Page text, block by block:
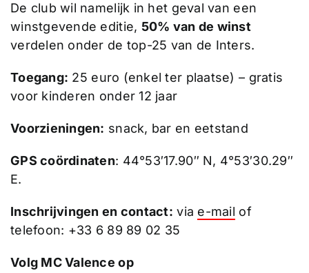
De club wil namelijk in het geval van een
winstgevende editie, 50% van de winst
verdelen onder de top-25 van de Inters.
Toegang: 25 euro (enkel ter plaatse) – gratis
voor kinderen onder 12 jaar
Voorzieningen: snack, bar en eetstand
GPS coördinaten: 44°53′17.90″ N, 4°53′30.29″
E.
Inschrijvingen en contact: via e-mail of
telefoon: +33 6 89 89 02 35
Volg MC Valence op